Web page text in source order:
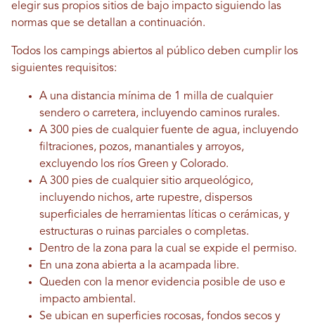
elegir sus propios sitios de bajo impacto siguiendo las
normas que se detallan a continuación.
Todos los campings abiertos al público deben cumplir los
siguientes requisitos:
A una distancia mínima de 1 milla de cualquier
sendero o carretera, incluyendo caminos rurales.
A 300 pies de cualquier fuente de agua, incluyendo
filtraciones, pozos, manantiales y arroyos,
excluyendo los ríos Green y Colorado.
A 300 pies de cualquier sitio arqueológico,
incluyendo nichos, arte rupestre, dispersos
superficiales de herramientas líticas o cerámicas, y
estructuras o ruinas parciales o completas.
Dentro de la zona para la cual se expide el permiso.
En una zona abierta a la acampada libre.
Queden con la menor evidencia posible de uso e
impacto ambiental.
Se ubican en superficies rocosas, fondos secos y